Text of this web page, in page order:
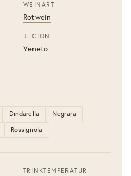
WEINART
Rotwein
REGION
Veneto
Dindarella
Negrara
Rossignola
TRINKTEMPERATUR